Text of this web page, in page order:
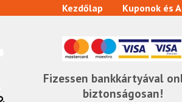
Fizessen bankkártyával
biztonságosan!
Kezdőlap Kuponok és